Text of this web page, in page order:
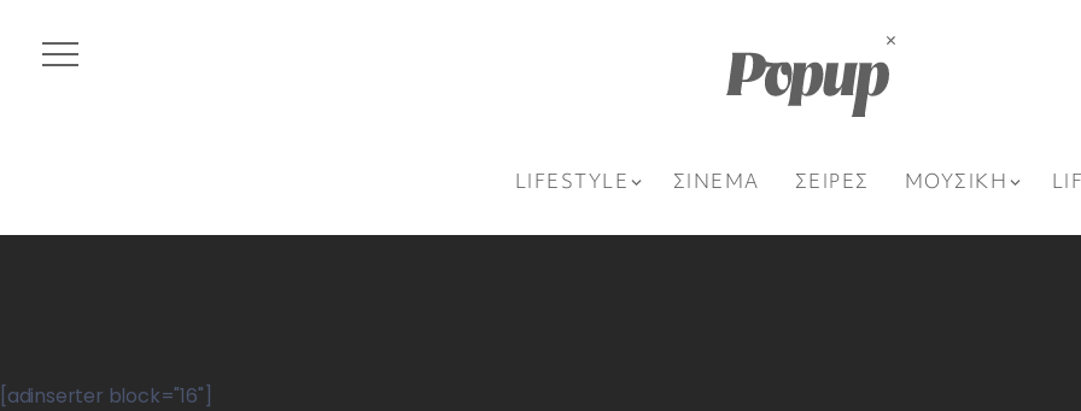
LIFESTYLE ΣΙΝΕΜΑ ΣΕΙΡΕΣ ΜΟΥΣΙΚΗ
[adinserter block="16"]